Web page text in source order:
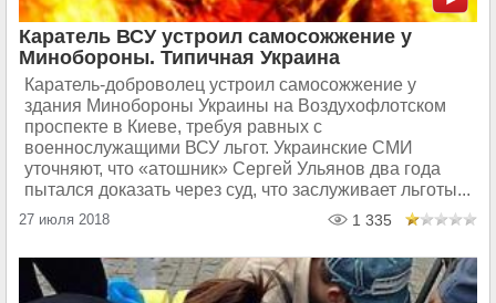
Каратель ВСУ устроил самосожжение у
Минобороны. Типичная Украина
Каратель-доброволец устроил самосожжение у
здания Минобороны Украины на Воздухофлотском
проспекте в Киеве, требуя равных с
военнослужащими ВСУ льгот. Украинские СМИ
уточняют, что «атошник» Сергей Ульянов два года
пытался доказать через суд, что заслуживает льготы...
27 июля 2018 1 335